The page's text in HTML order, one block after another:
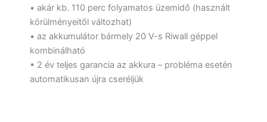
• akár kb. 110 perc folyamatos üzemidő (használt
körülményeitől változhat)
• az akkumulátor bármely 20 V-s Riwall géppel
kombinálható
• 2 év teljes garancia az akkura – probléma esetén
automatikusan újra cseréljük